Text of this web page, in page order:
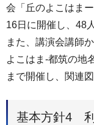
会「丘のよこはま
16日に開催し、48
また、講演会講師
よこはま-都筑の地
まで開催し、関連
基本方針4